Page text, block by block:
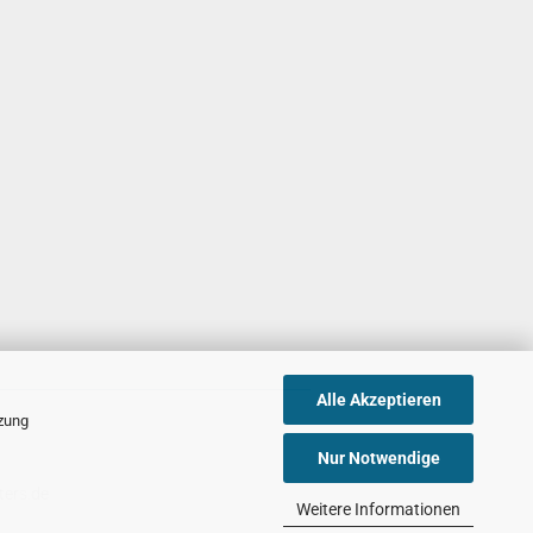
Alle Akzeptieren
Nur Notwendige
Weitere Informationen